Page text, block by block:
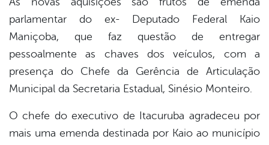
parlamentar do ex- Deputado Federal Kaio
Maniçoba, que faz questão de entregar
pessoalmente as chaves dos veículos, com a
presença do Chefe da Gerência de Articulação
Municipal da Secretaria Estadual, Sinésio Monteiro.
O chefe do executivo de Itacuruba agradeceu por
mais uma emenda destinada por Kaio ao município